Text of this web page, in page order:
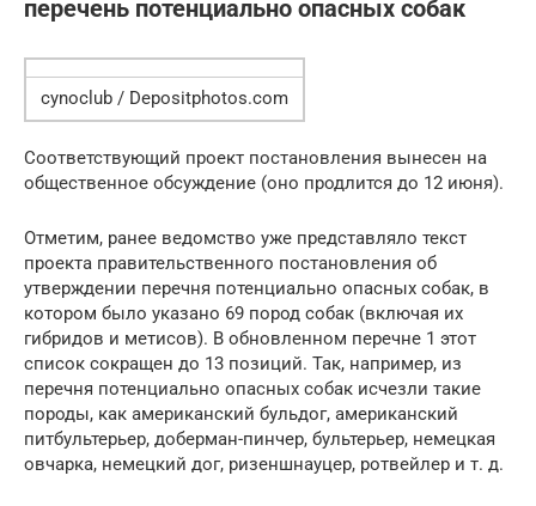
перечень потенциально опасных собак
cynoclub / Depositphotos.com
Соответствующий проект постановления вынесен на
общественное обсуждение (оно продлится до 12 июня).
Отметим, ранее ведомство уже представляло текст
проекта правительственного постановления об
утверждении перечня потенциально опасных собак, в
котором было указано 69 пород собак (включая их
гибридов и метисов). В обновленном перечне 1 этот
список сокращен до 13 позиций. Так, например, из
перечня потенциально опасных собак исчезли такие
породы, как американский бульдог, американский
питбультерьер, доберман-пинчер, бультерьер, немецкая
овчарка, немецкий дог, ризеншнауцер, ротвейлер и т. д.